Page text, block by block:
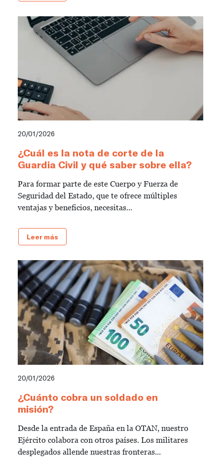
20/01/2026
¿Cuál es la nota de corte de la
Guardia Civil y qué saber sobre ella?
Para formar parte de este Cuerpo y Fuerza de
Seguridad del Estado, que te ofrece múltiples
ventajas y beneficios, necesitas...
Leer más
20/01/2026
¿Cuánto cobra un soldado en
misión?
Desde la entrada de España en la OTAN, nuestro
Ejército colabora con otros países. Los militares
desplegados allende nuestras fronteras...